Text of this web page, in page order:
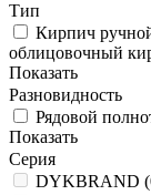
Тип
Кирпич
облицовочный
Показать
Разновидность
Рядовой
Показать
Серия
DYKBRAND (